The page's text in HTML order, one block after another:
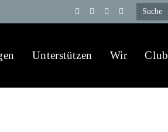
Telegram
YouTube
X
WhatsApp
Unterstützen Wir Club